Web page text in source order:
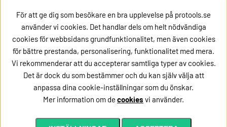
Ok
Kontakt
eller ring oss på +46162002020
För att ge dig som besökare en bra upplevelse på protools.se
använder vi cookies. Det handlar dels om helt nödvändiga
cookies för webbsidans grundfunktionalitet, men även cookies
för bättre prestanda, personalisering, funktionalitet med mera.
Vi rekommenderar att du accepterar samtliga typer av cookies.
Det är dock du som bestämmer och du kan själv välja att
anpassa dina cookie-inställningar som du önskar.
Mer information om de cookies vi använder.